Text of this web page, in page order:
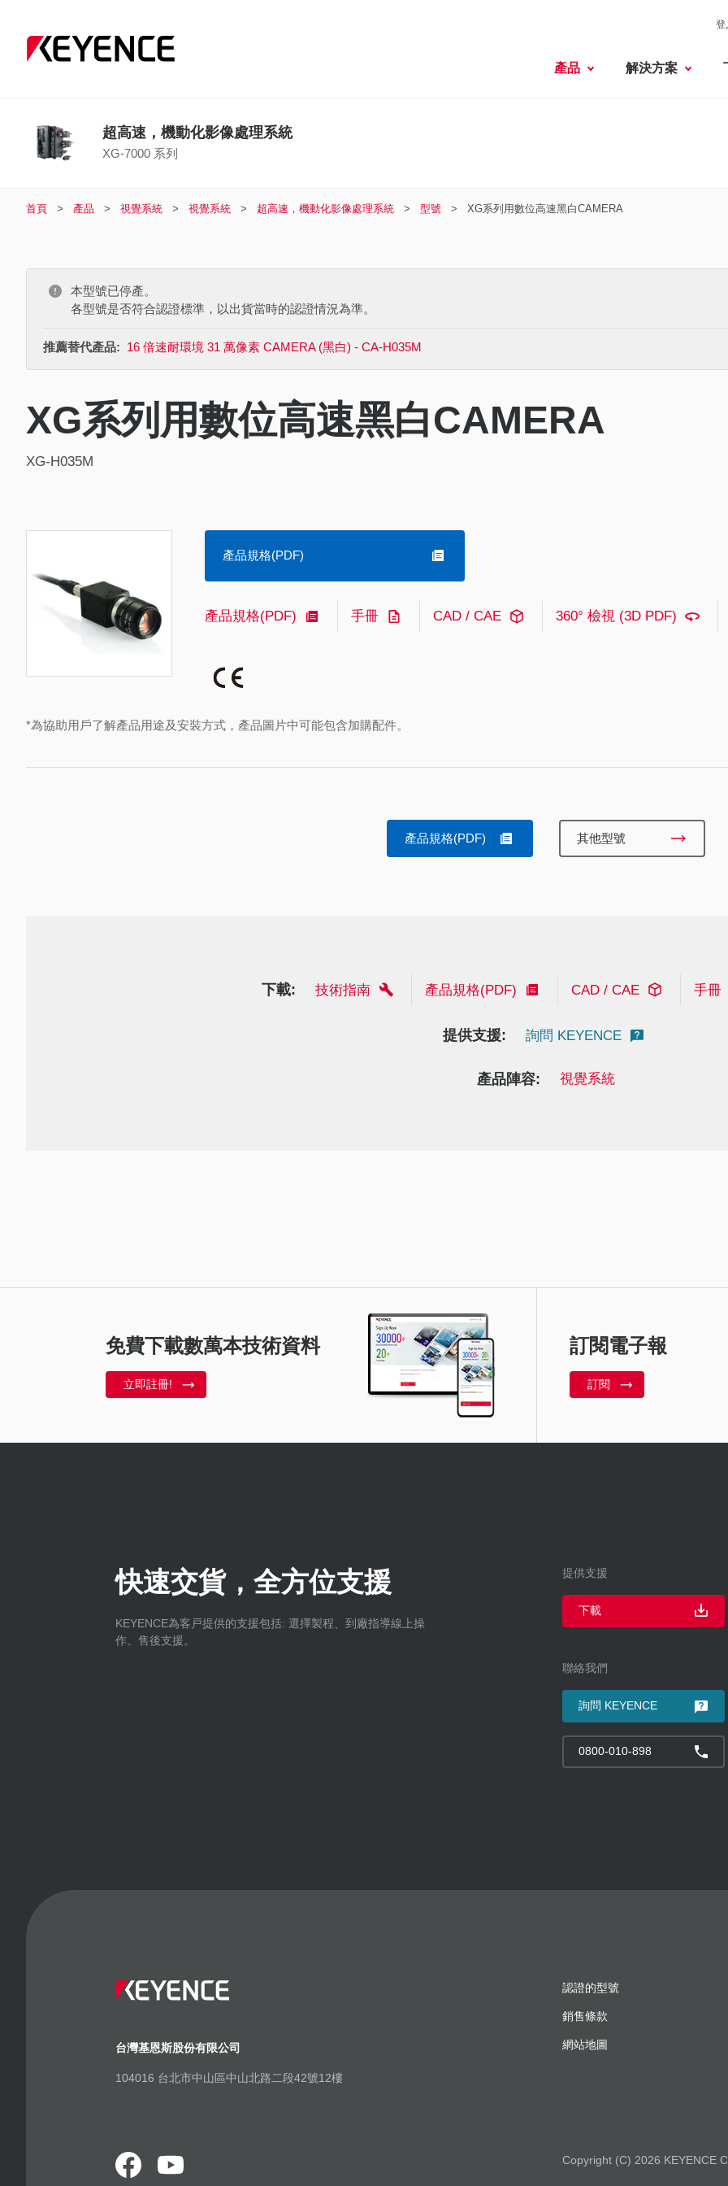
登
產品 解決方案
超高速，機動化影像處理系統
XG-7000 系列
首頁 產品 視覺系統 視覺系統 超高速，機動化影像處理系統 型號 XG系列用數位高速黑白CAMERA
本型號已停產。
各型號是否符合認證標準，以出貨當時的認證情況為準。
推薦替代產品: 16 倍速耐環境 31 萬像素 CAMERA (黑白) - CA-H035M
XG系列用數位高速黑白CAMERA
XG-H035M
*為協助用戶了解產品用途及安裝方式，產品圖片中可能包含加購配件。
產品規格(PDF)
產品規格(PDF) 手冊 CAD / CAE 360° 檢視 (3D PDF)
產品規格(PDF) 其他型號
下載: 技術指南 產品規格(PDF) CAD / CAE 手冊
提供支援: 詢問 KEYENCE
產品陣容: 視覺系統
免費下載數萬本技術資料
立即註冊!
訂閱電子報
訂閱
快速交貨，全方位支援
KEYENCE為客戸提供的支援包括: 選擇製程、到廠指導線上操
作、售後支援。
提供支援
下載
聯絡我們
詢問 KEYENCE
0800-010-898
台灣基恩斯股份有限公司
104016 台北市中山區中山北路二段42號12樓
認證的型號
銷售條款
網站地圖
Copyright (C) 2026 KEYENCE